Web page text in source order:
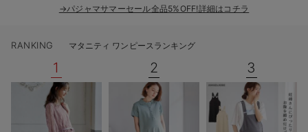
マタニティ アウター（コート）・ママコート
産褥ショーツ
産後 ガードル インナー
マタニティ 腹巻き
【アウトレット】インナー
Tシャツブラ
ブラトップ
親子セット
パジャマ
ベビー
ツィード派
セットアップ派
セット
ワーク・オフィス
フォーマル / オケー
あったかアイテム｜
女の子におススメの
定番ギフト
もらって嬉しいギフト
かわいくておもしろ
レギンス・タイツ
あったか度◎
裏起毛素材
→パジャマサマーセール全品5%OFF!詳細はコチラ
RANKING マタニティ ワンピースランキング
1 2 3